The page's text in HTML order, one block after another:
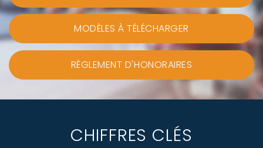
MODÈLES À TÉLÉCHARGER
RÈGLEMENT D'HONORAIRES
CHIFFRES CLÉS